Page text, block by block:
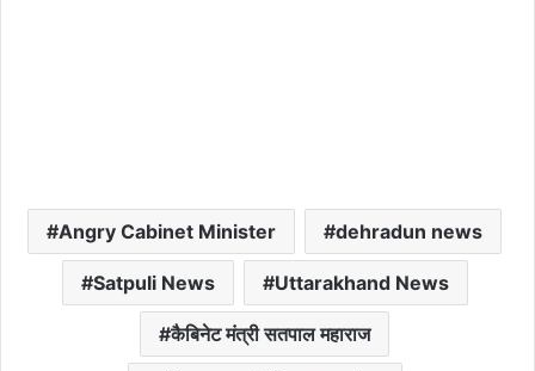
Angry Cabinet Minister dehradun news
Satpuli News Uttarakhand News
कैबिनेट मंत्री सतपाल महाराज